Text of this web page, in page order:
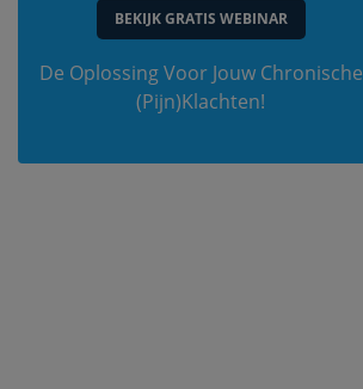
BEKIJK GRATIS WEBINAR
De Oplossing Voor Jouw Chronische
(Pijn)Klachten!